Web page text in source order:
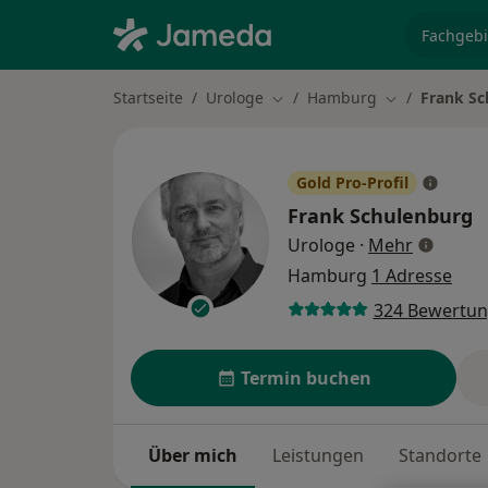
Startseite Urologe Stadt ändern
Hamburg Stadt ändern
Frank
Gold Pro-Profil
Frank Schulenburg
Urologe · Mehrüber
Hamburg 1 Adresse
324
Termin buchen
Über mich Leistungen Standorte